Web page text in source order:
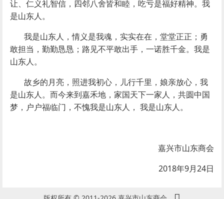
让、仁义礼智信，四邻八舍皆和睦，吃亏是福好精神。我
是山东人。
我是山东人，情义是我魂，实实在在，堂堂正正；勇
敢担当，勤勤恳恳；路见不平敢出手，一诺胜千金。我是
山东人。
故乡的月亮，照进我初心，儿行千里，娘亲放心，我
是山东人。而今来到嘉禾地，家国天下一家人，共圆中国
梦，户户福临门，不愧我是山东人， 我是山东人。
嘉兴市山东商会
2018年9月24日